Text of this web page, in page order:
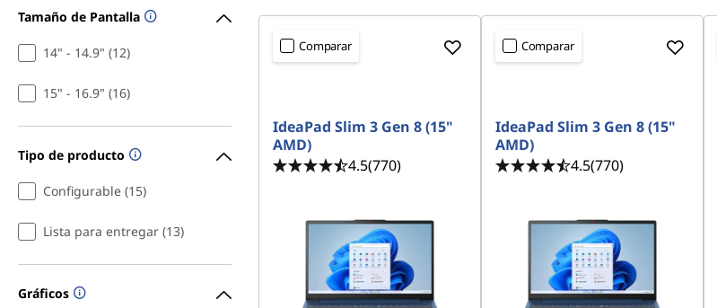
a
Tamaño de Pantalla
14" - 14.9" (12)
15" - 16.9" (16)
Tipo de producto
Configurable (15)
Lista para entregar (13)
Gráficos
Comparar
IdeaPad Slim 3 Gen 8 (15"
AMD)
4.5(770)
Comparar
IdeaPad Slim 3 Gen 8 (15"
AMD)
4.5(770)